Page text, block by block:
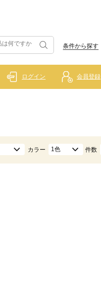
条件から探す
ログイン 会員登録
カラー 1色 件数